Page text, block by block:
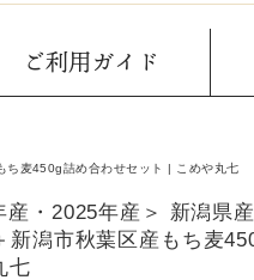
ご利用ガイド
ち麦450g詰め合わせセット | こめや丸七
産・2025年産＞ 新潟県
新潟市秋葉区産もち麦
七